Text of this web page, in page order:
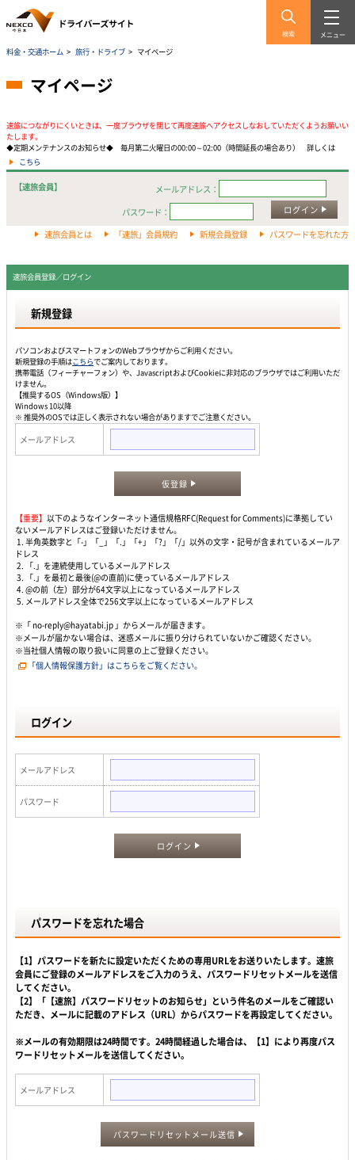
検索 メニュー
料金・交通ホーム > 旅行・ドライブ > マイページ
マイページ
速旅につながりにくいときは、一度ブラウザを閉じて再度速旅へアクセスしなおしていただくようお願いい
たします。
◆定期メンテナンスのお知らせ◆ 毎月第二火曜日の00:00～02:00（時間延長の場合あり） 詳しくは
こちら
【速旅会員】
メールアドレス：
パスワード：
ログイン
速旅会員とは 「速旅」会員規約 新規会員登録 パスワードを忘れた方
速旅会員登録／ログイン
新規登録
パソコンおよびスマートフォンのWebプラウザからご利用ください。
新規登録の手順はこちらでご案内しております。
携帯電話（フィーチャーフォン）や、JavascriptおよびCookieに非対応のブラウザではご利用いただ
けません。
【推奨するOS（Windows版）】
Windows 10以降
※ 推奨外のOSでは正しく表示されない場合がありますでご注意ください。
メールアドレス
仮登録
【重要】 以下のようなインターネット通信規格RFC(Request for Comments)に準拠してい
ないメールアドレスはご登録いただけません。
1. 半角英数字と「-」「_」「.」「+」「?」「/」以外の文字・記号が含まれているメールア
ドレス
2. 「.」を連続使用しているメールアドレス
3. 「.」を最初と最後(@の直前)に使っているメールアドレス
4. @の前（左）部分が64文字以上になっているメールアドレス
5. メールアドレス全体で256文字以上になっているメールアドレス
※「 no-reply@hayatabi.jp 」からメールが届きます。
※メールが届かない場合は、迷惑メールに振り分けられていないかご確認ください。
※当社個人情報の取り扱いに同意の上ご登録ください。
「個人情報保護方針」はこちらをご覧ください。
ログイン
メールアドレス
パスワード
ログイン
パスワードを忘れた場合
【1】パスワードを新たに設定いただくための専用URLをお送りいたします。速旅
会員にご登録のメールアドレスをご入力のうえ、パスワードリセットメールを送信
してください。
【2】「【速旅】パスワードリセットのお知らせ」という件名のメールをご確認い
ただき、メールに記載のアドレス（URL）からパスワードを再設定してください。
※メールの有効期限は24時間です。24時間経過した場合は、【1】により再度パス
ワードリセットメールを送信してください。
メールアドレス
パスワードリセットメール送信